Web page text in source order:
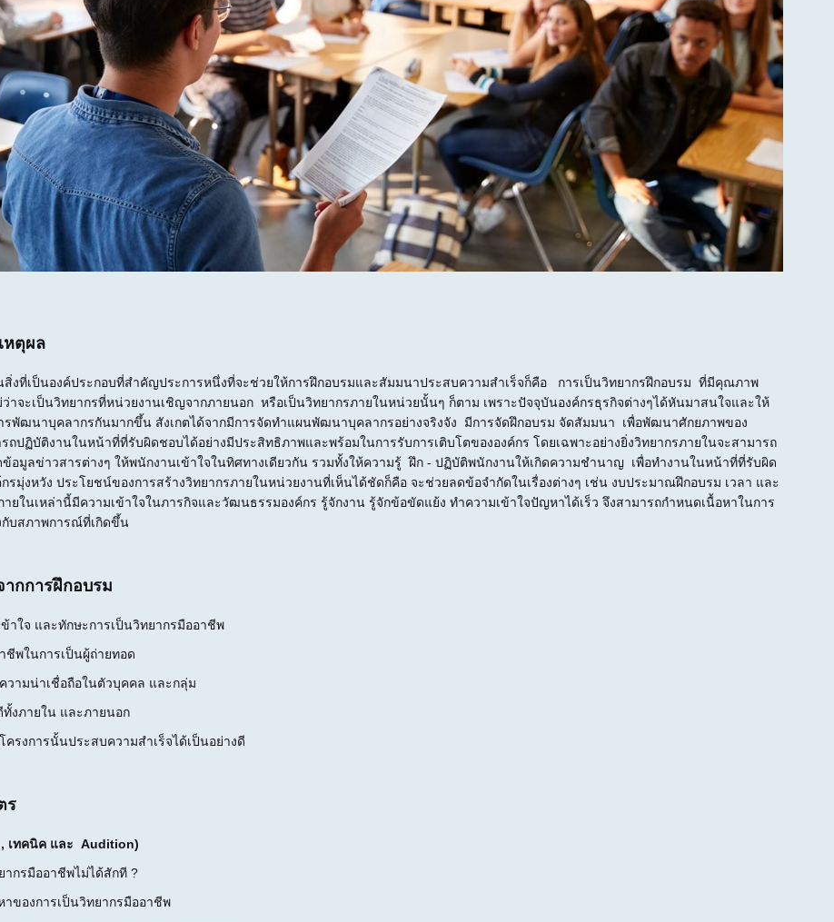
หตุผล
ป็นองค์ประกอบที่สำคัญประการหนึ่งที่จะช่วยให้การฝึกอบรมและสัมมนาประสบความสำเร็จก็คือ การเป็นวิทยากรฝึกอบรม ที่มีคุณภาพ
าจะเป็นวิทยากรที่หน่วยงานเชิญจากภายนอก หรือเป็นวิทยากรภายในหน่วยนั้นๆ ก็ตาม เพราะปัจจุบันองค์กรธุรกิจต่างๆได้หันมาสนใจและให้
พัฒนาบุคลากรกันมากขึ้น สังเกตได้จากมีการจัดทำแผนพัฒนาบุคลากรอย่างจริงจัง มีการจัดฝึกอบรม จัดสัมมนา เพื่อพัฒนาศักยภาพของ
ถปฏิบัติงานในหน้าที่ที่รับผิดชอบได้อย่างมีประสิทธิภาพและพร้อมในการรับการเติบโตขององค์กร โดยเฉพาะอย่างยิ่งวิทยากรภายในจะสามารถ
อมูลข่าวสารต่างๆ ให้พนักงานเข้าใจในทิศทางเดียวกัน รวมทั้งให้ความรู้ ฝึก - ปฏิบัติพนักงานให้เกิดความชำนาญ เพื่อทำงานในหน้าที่ที่รับผิด
รมุ่งหวัง ประโยชน์ของการสร้างวิทยากรภายในหน่วยงานที่เห็นได้ชัดก็คือ จะช่วยลดข้อจำกัดในเรื่องต่างๆ เช่น งบประมาณฝึกอบรม เวลา และ
ยในเหล่านี้มีความเข้าใจในภารกิจและวัฒนธรรมองค์กร รู้จักงาน รู้จักข้อขัดแย้ง ทำความเข้าใจปัญหาได้เร็ว จึงสามารถกำหนดเนื้อหาในการ
บสภาพการณ์ที่เกิดขึ้น
ากการฝึกอบรม
าใจ และทักษะการเป็นวิทยากรมืออาชีพ
ชีพในการเป็นผู้ถ่ายทอด
ามน่าเชื่อถือในตัวบุคคล และกลุ่ม
งภายใน และภายนอก
ครงการนั้นประสบความสำเร็จได้เป็นอย่างดี
ร
เทคนิค และ Audition)
ากรมืออาชีพไม่ได้สักที ?
ของการเป็นวิทยากรมืออาชีพ